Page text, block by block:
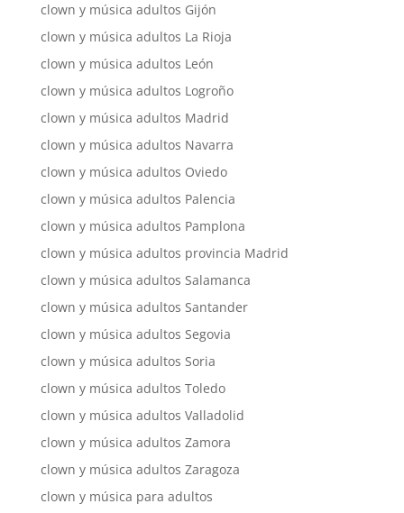
clown y música adultos Gijón
clown y música adultos La Rioja
clown y música adultos León
clown y música adultos Logroño
clown y música adultos Madrid
clown y música adultos Navarra
clown y música adultos Oviedo
clown y música adultos Palencia
clown y música adultos Pamplona
clown y música adultos provincia Madrid
clown y música adultos Salamanca
clown y música adultos Santander
clown y música adultos Segovia
clown y música adultos Soria
clown y música adultos Toledo
clown y música adultos Valladolid
clown y música adultos Zamora
clown y música adultos Zaragoza
clown y música para adultos